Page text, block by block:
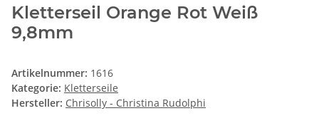
Kletterseil Orange Rot Weiß
9,8mm
Artikelnummer: 1616
Kategorie: Kletterseile
Hersteller: Chrisolly - Christina Rudolphi